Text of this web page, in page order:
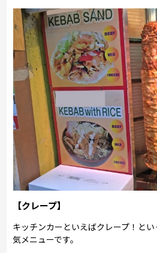
【クレープ】
キッチンカーといえばクレープ！と
気メニューです。